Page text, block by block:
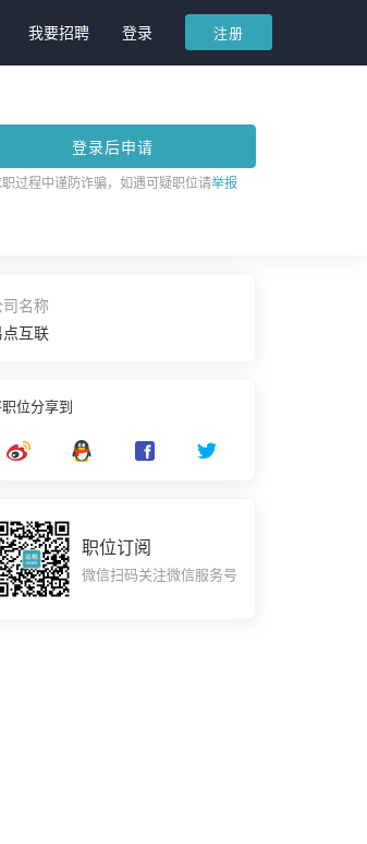
我要招聘 登录 注册
登录后申请
职过程中谨防诈骗，如遇可疑职位请举报
司名称
互联
位分享到
职位订阅
微信扫码关注微信服务号